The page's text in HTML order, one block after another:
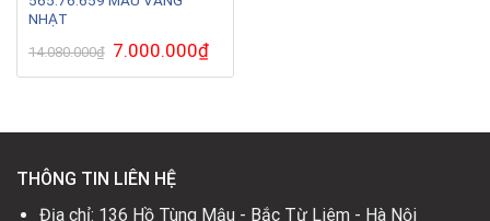
NHẠT
14.080.000₫ Giá
gốc
là:
7.000.000₫Giá
hiện
tại
THÔNG TIN LIÊN HỆ
Địa chỉ: 136 Hồ Tùng Mậu - Bắc Từ Liêm - Hà Nội